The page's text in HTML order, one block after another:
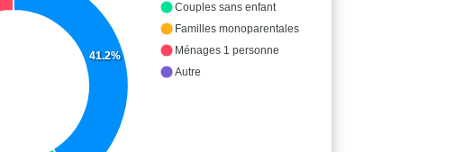
41.2%
Couples sans enfant
Familles monoparentales
Ménages 1 personne
Autre